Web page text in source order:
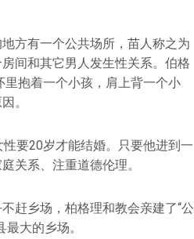
方有一个公共场所，苗人称之为
间和其它男人发生性关系。伯格
抱着一个小孩，肩上背一个小
。
要20岁才能结婚。只要他进到一
关系、注重道德伦理。
赶乡场，柏格理和教会亲建了“公
大的乡场。